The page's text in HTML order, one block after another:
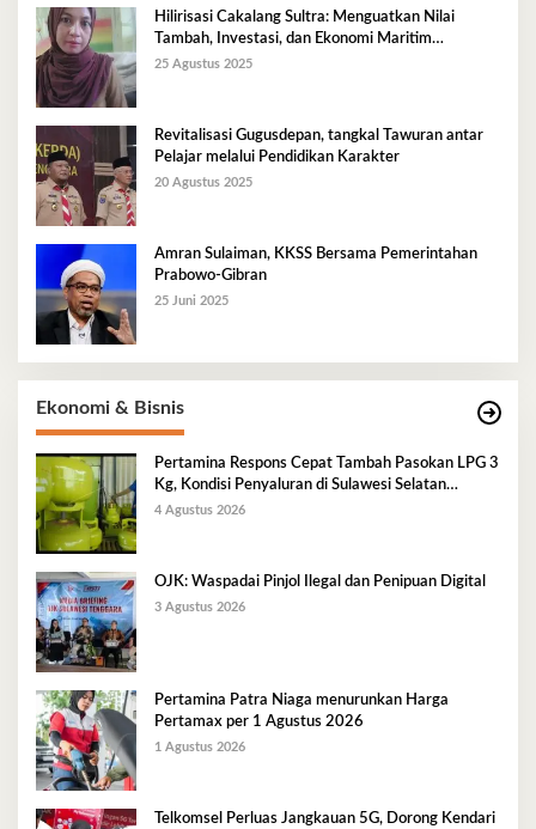
Hilirisasi Cakalang Sultra: Menguatkan Nilai
Tambah, Investasi, dan Ekonomi Maritim
Berkelanjutan
25 Agustus 2025
Revitalisasi Gugusdepan, tangkal Tawuran antar
Pelajar melalui Pendidikan Karakter
20 Agustus 2025
Amran Sulaiman, KKSS Bersama Pemerintahan
Prabowo-Gibran
25 Juni 2025
Ekonomi & Bisnis
Pertamina Respons Cepat Tambah Pasokan LPG 3
Kg, Kondisi Penyaluran di Sulawesi Selatan
Berlangsung Kondusif
4 Agustus 2026
OJK: Waspadai Pinjol Ilegal dan Penipuan Digital
3 Agustus 2026
Pertamina Patra Niaga menurunkan Harga
Pertamax per 1 Agustus 2026
1 Agustus 2026
Telkomsel Perluas Jangkauan 5G, Dorong Kendari